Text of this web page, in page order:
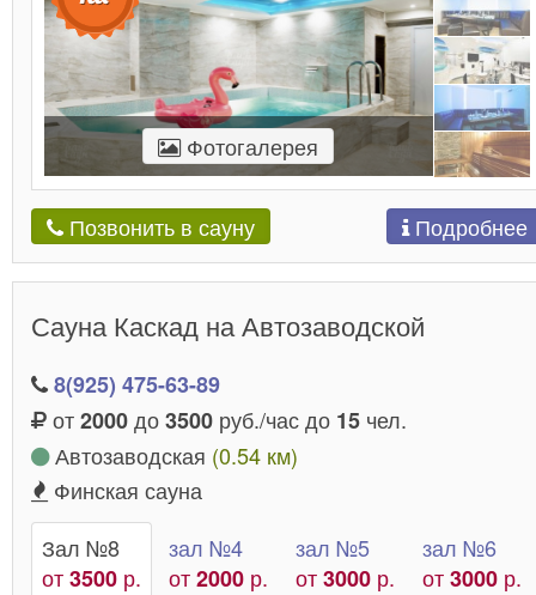
Фотогалерея
Позвонить в сауну Подробнее
Сауна Каскад на Автозаводской
8(925) 475-63-89
от2000до3500 руб./час до 15 чел.
Автозаводская (0.54 км)
Финская сауна
Зал №8
от3500 р.
зал №4
от2000 р.
зал №5
от3000 р.
зал №6
от3000 р.